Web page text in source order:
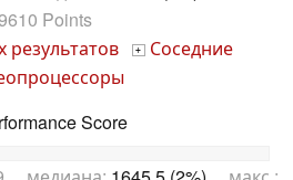
Points
результатов + Соседние
Score